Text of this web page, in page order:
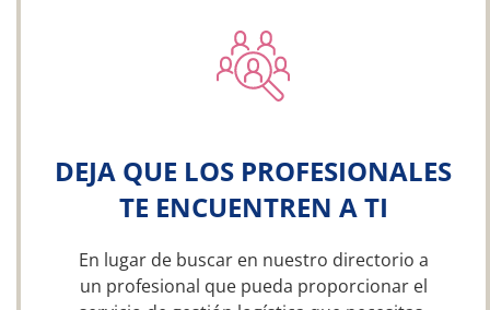
DEJA QUE LOS PROFESIONALES
TE ENCUENTREN A TI
En lugar de buscar en nuestro directorio a
un profesional que pueda proporcionar el